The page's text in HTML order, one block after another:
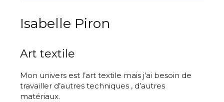
Isabelle Piron
Art textile
Mon univers est l’art textile mais j’ai besoin de
travailler d’autres techniques , d’autres
matériaux.